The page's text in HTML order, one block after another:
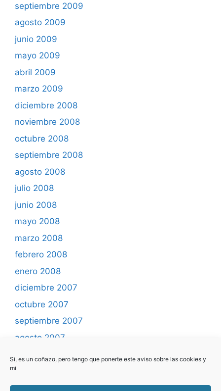
Si, es un coñazo, pero tengo que ponerte este aviso sobre las cookies y
mi
septiembre 2009
agosto 2009
junio 2009
mayo 2009
abril 2009
marzo 2009
diciembre 2008
noviembre 2008
octubre 2008
septiembre 2008
agosto 2008
julio 2008
junio 2008
mayo 2008
marzo 2008
febrero 2008
enero 2008
diciembre 2007
octubre 2007
septiembre 2007
agosto 2007
abril 2007
marzo 2007